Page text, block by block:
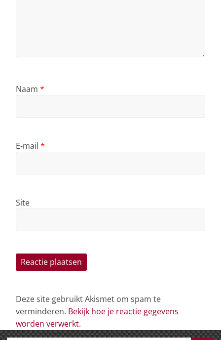
Naam *
E-mail *
Site
Deze site gebruikt Akismet om spam te
verminderen. Bekijk hoe je reactie gegevens
worden verwerkt.